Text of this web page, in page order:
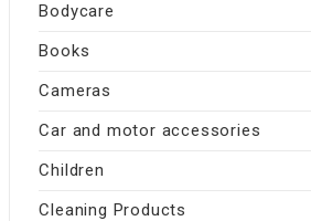
Bodycare
Books
Cameras
Car and motor accessories
Children
Cleaning Products